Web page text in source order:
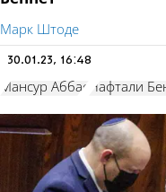
Марк Штоде
30.01.23, 16:48
Мансур Аббас Нафтали